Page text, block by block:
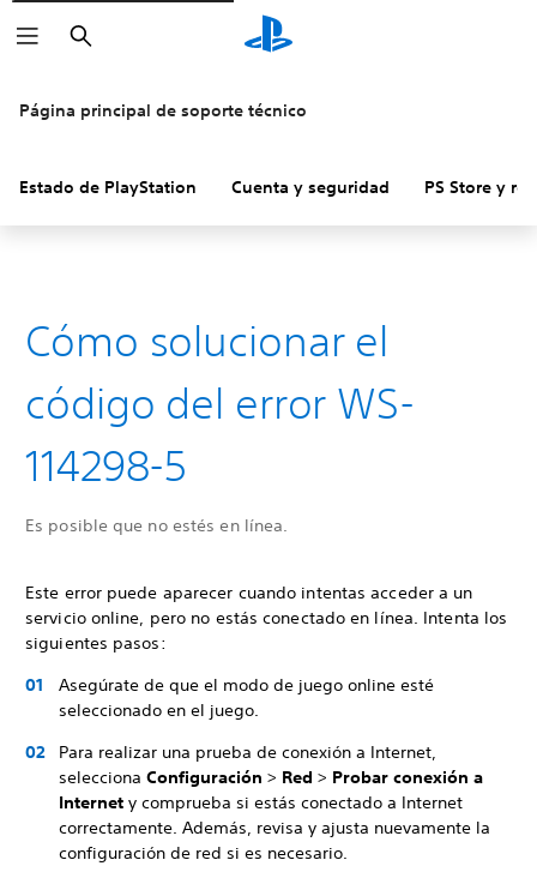
Buscar
Página principal de soporte técnico
Estado de PlayStation Cuenta y seguridad PS Store y
Cómo solucionar el
código del error WS-
114298-5
Es posible que no estés en línea.
Este error puede aparecer cuando intentas acceder a un
servicio online, pero no estás conectado en línea. Intenta los
siguientes pasos:
Asegúrate de que el modo de juego online esté
seleccionado en el juego.
Para realizar una prueba de conexión a Internet,
selecciona Configuración > Red > Probar conexión a
Internet y comprueba si estás conectado a Internet
correctamente. Además, revisa y ajusta nuevamente la
configuración de red si es necesario.